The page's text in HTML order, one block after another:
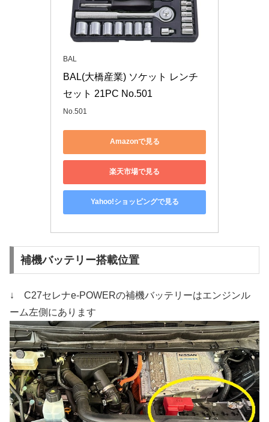
BAL
BAL(大橋産業) ソケット レンチ
セット 21PC No.501
No.501
Amazonで見る
楽天市場で見る
Yahoo!ショッピングで見る
補機バッテリー搭載位置
↓ C27セレナe-POWERの補機バッテリーはエンジンル
ーム左側にあります